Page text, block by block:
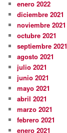
enero 2022
diciembre 2021
noviembre 2021
octubre 2021
septiembre 2021
agosto 2021
julio 2021
junio 2021
mayo 2021
abril 2021
marzo 2021
febrero 2021
enero 2021